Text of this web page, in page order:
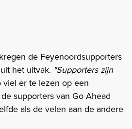
de Feyenoordsupporters
het uitvak. "Supporters zijn
viel er te lezen op een
supporters van Go Ahead
als de velen aan de andere